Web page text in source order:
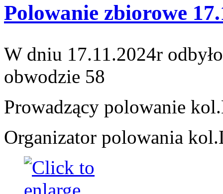
Polowanie zbiorowe
W dniu 17.11.2024r
obwodzie 58
Prowadzący polowanie
Organizator polowania